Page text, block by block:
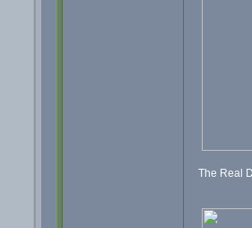
The Real